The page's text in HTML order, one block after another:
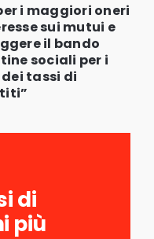
i maggiori oneri
sui mutui e
il bando
sociali per i
tassi di
di
più